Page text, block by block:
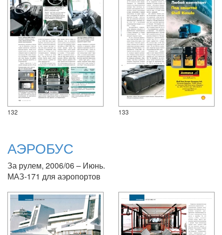
132 133
АЭРОБУС
За рулем, 2006/06 – Июнь.
МАЗ-171 для аэропортов